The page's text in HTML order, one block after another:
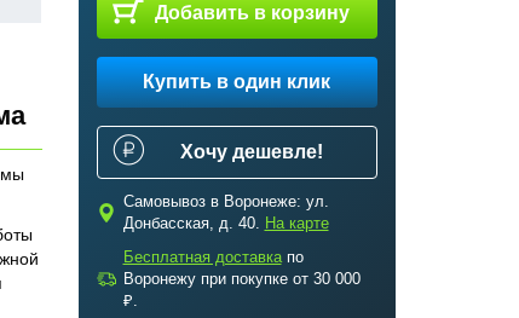
Добавить в корзину
Купить в один клик
Хочу дешевле!
c
Самовывоз в Воронеже: ул.
Донбасская, д. 40. На карте
a
Бесплатная доставкапо
Воронежу при покупке от 30 000
₽.